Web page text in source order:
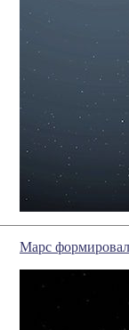
Марс